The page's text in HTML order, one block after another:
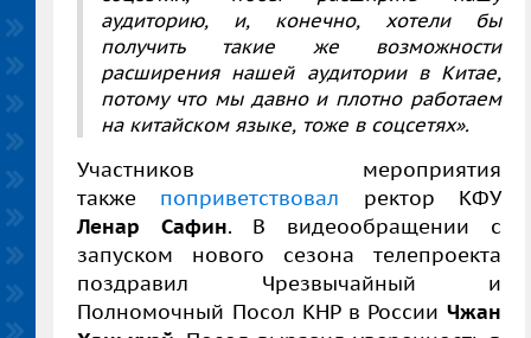
аудиторию, и, конечно, хотели бы
получить такие же возможности
расширения нашей аудитории в Китае,
потому что мы давно и плотно работаем
на китайском языке, тоже в соцсетях».
Участников мероприятия
также поприветствовал ректор КФУ
Ленар Сафин. В видеообращении с
запуском нового сезона телепроекта
поздравил Чрезвычайный и
Полномочный Посол КНР в России Чжан